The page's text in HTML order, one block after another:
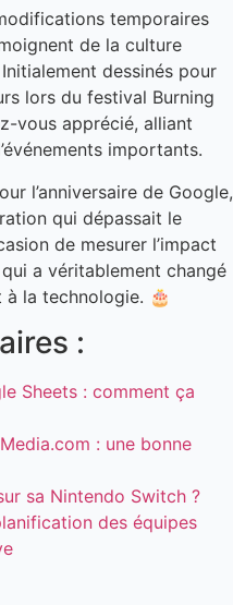
temporaires
de la culture
dessinés pour
lors du festival Burning
vous apprécié, alliant
importants.
l’anniversaire de Google,
qui dépassait le
de mesurer l’impact
a véritablement changé
à la technologie. 🎂
:
Sheets : comment ça
: une bonne
sa Nintendo Switch ?
des équipes